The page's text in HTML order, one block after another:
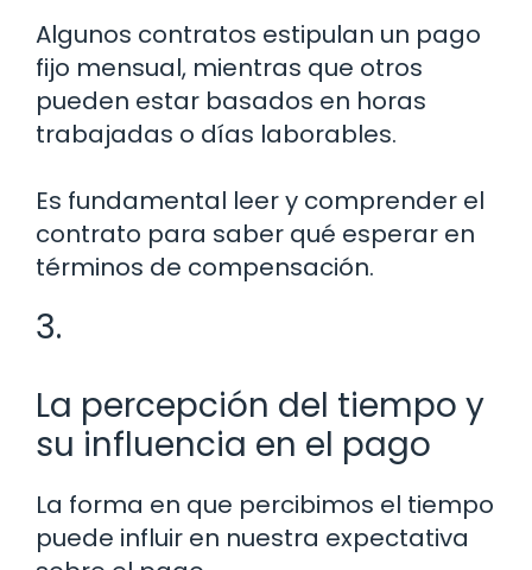
Algunos contratos estipulan un pago
fijo mensual, mientras que otros
pueden estar basados en horas
trabajadas o días laborables.
Es fundamental leer y comprender el
contrato para saber qué esperar en
términos de compensación.
3.
La percepción del tiempo y
su influencia en el pago
La forma en que percibimos el tiempo
puede influir en nuestra expectativa